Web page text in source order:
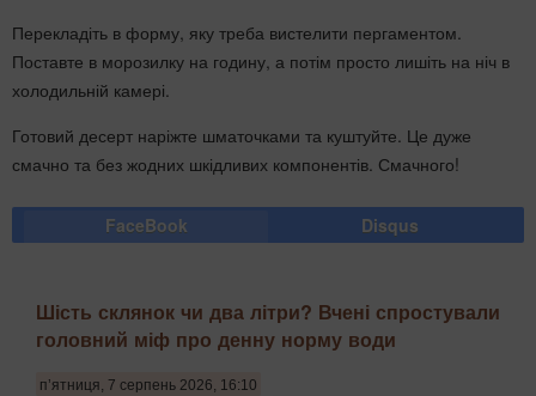
Перекладіть в форму, яку треба вистелити пергаментом.
Поставте в морозилку на годину, а потім просто лишіть на ніч в
холодильній камері.
Готовий десерт наріжте шматочками та куштуйте. Це дуже
смачно та без жодних шкідливих компонентів. Смачного!
FaceBook Disqus
Шість склянок чи два літри? Вчені спростували
головний міф про денну норму води
п’ятниця, 7 серпень 2026, 16:10